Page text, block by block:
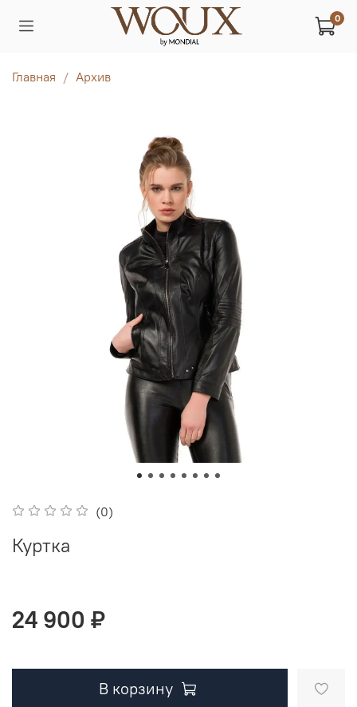
0
Главная Архив
(0)
Куртка
24 900 ₽
В корзину